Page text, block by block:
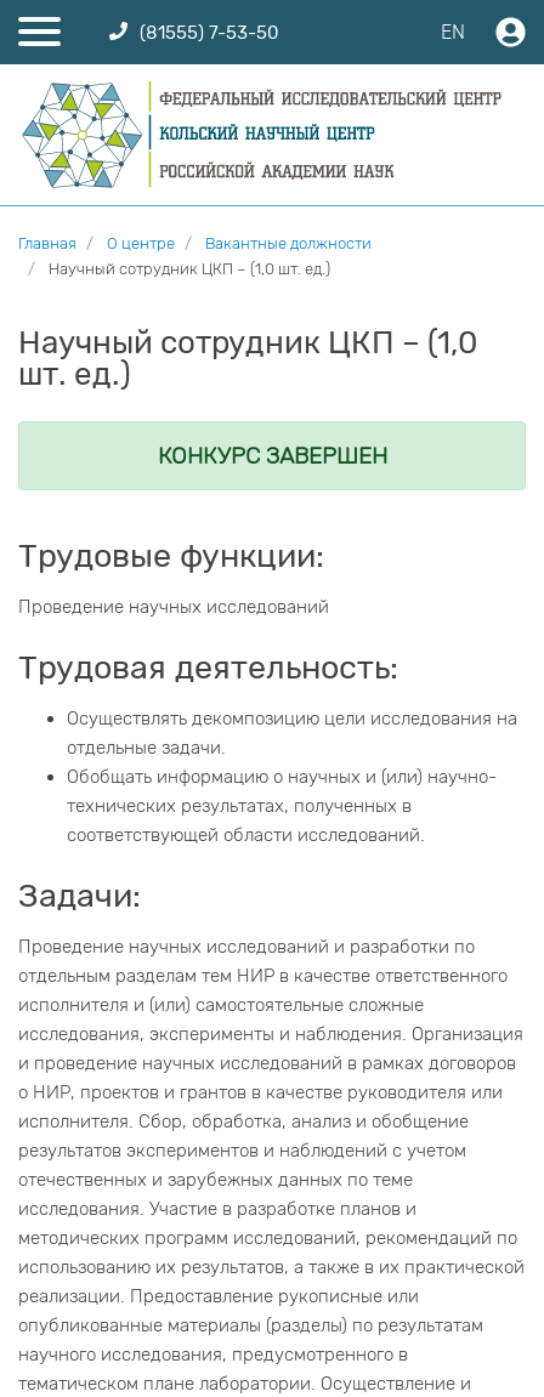
(81555) 7-53-50 EN
Главная О центре
Вакантные должности
Научный сотрудник ЦКП – (1,0 шт. ед.)
Научный сотрудник ЦКП – (1,0
шт. ед.)
КОНКУРС ЗАВЕРШЕН
Трудовые функции:
Проведение научных исследований
Трудовая деятельность:
Осуществлять декомпозицию цели исследования на
отдельные задачи.
Обобщать информацию о научных и (или) научно-
технических результатах, полученных в
соответствующей области исследований.
Задачи:
Проведение научных исследований и разработки по
отдельным разделам тем НИР в качестве ответственного
исполнителя и (или) самостоятельные сложные
исследования, эксперименты и наблюдения. Организация
и проведение научных исследований в рамках договоров
о НИР, проектов и грантов в качестве руководителя или
исполнителя. Сбор, обработка, анализ и обобщение
результатов экспериментов и наблюдений с учетом
отечественных и зарубежных данных по теме
исследования. Участие в разработке планов и
методических программ исследований, рекомендаций по
использованию их результатов, а также в их практической
реализации. Предоставление рукописные или
опубликованные материалы (разделы) по результатам
научного исследования, предусмотренного в
тематическом плане лаборатории. Осуществление и